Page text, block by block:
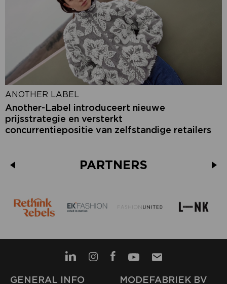
ANOTHER LABEL
Another-Label introduceert nieuwe
prijsstrategie en versterkt
concurrentiepositie van zelfstandige retailers
PARTNERS
GENERAL INFO MODEFABRIEK BV